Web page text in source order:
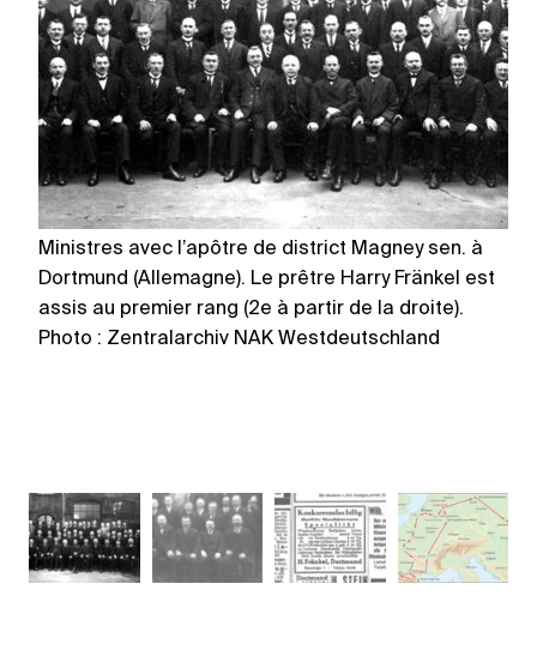
Ministres avec l’apôtre de district Magney sen. à
Dortmund (Allemagne). Le prêtre Harry Fränkel est
assis au premier rang (2e à partir de la droite).
Photo : Zentralarchiv NAK Westdeutschland